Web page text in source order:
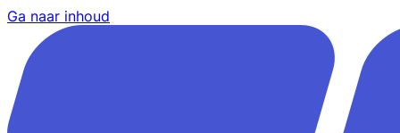
Ga naar inhoud